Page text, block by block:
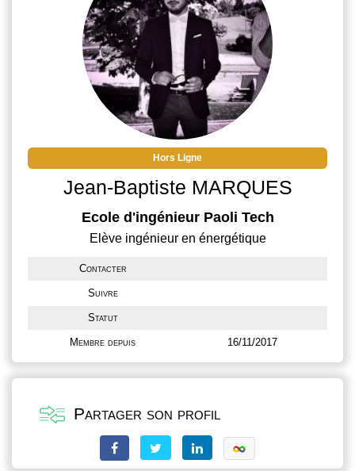
Hors Ligne
Jean-Baptiste MARQUES
Ecole d'ingénieur Paoli Tech
Elève ingénieur en énergétique
Contacter
Suivre
Statut
Membre depuis 16/11/2017
Partager son profil